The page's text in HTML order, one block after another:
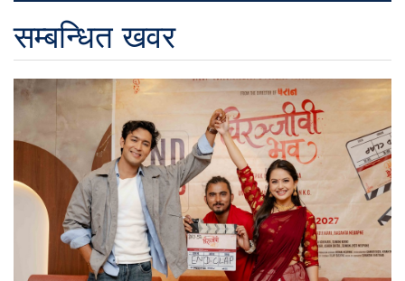
सम्बन्धित खवर